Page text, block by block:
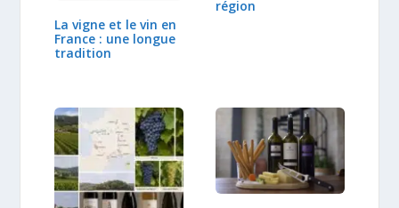
La vigne et le vin en
France : une longue
tradition
région